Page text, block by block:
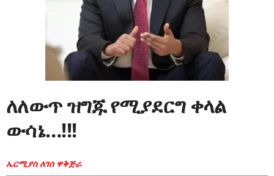
ለለውጥ ዝግጁ የሚያደርግ ቀላል
ውሳኔ…!!!
ኤርሚያስ ለገሰ ዋቅጅራ